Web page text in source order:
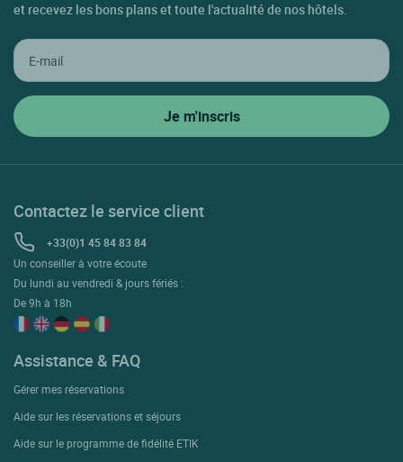
et recevez les bons plans et toute l'actualité de nos hôtels.
Contactez le service client
+33(0)1 45 84 83 84
Un conseiller à votre écoute
Du lundi au vendredi & jours fériés :
De 9h à 18h
Assistance & FAQ
Gérer mes réservations
Aide sur les réservations et séjours
Aide sur le programme de fidélité ETIK